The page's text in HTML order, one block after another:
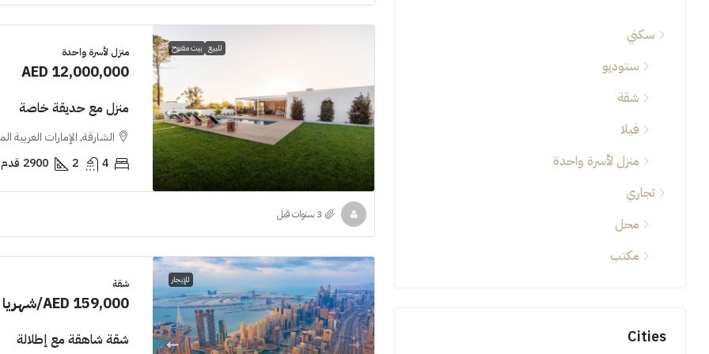
للبيع بيت مفتوح منزل لأسرة واحدة
AED 12,000,000
منزل مع حديقة خاصة
الشارقة, الإمارات العربية
4
2
2900 قدم
للإيجار شقة
AED 159,000/شهريا
شقة شاهقة مع إطلالة
سكني
ستوديو
شقة
فيلا
منزل لأسرة واحدة
تجاري
محل
مكتب
Cities